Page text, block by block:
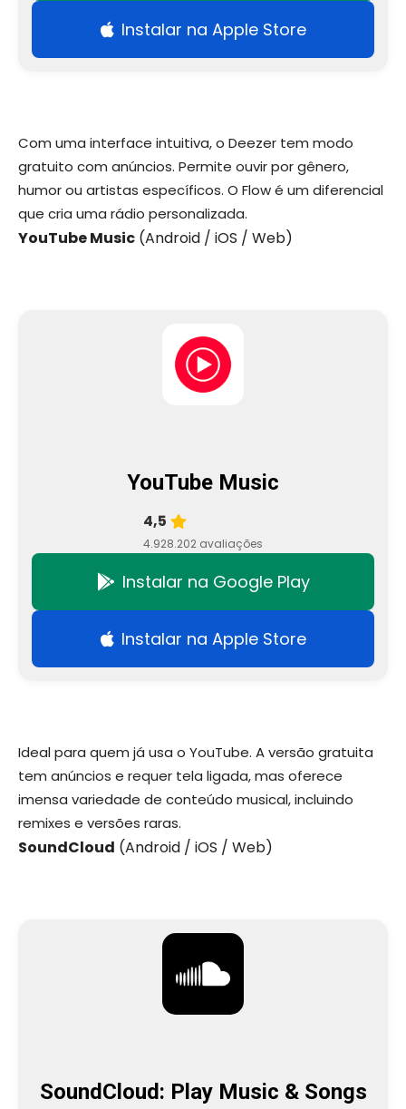
Instalar na Apple Store
Com uma interface intuitiva, o Deezer tem modo
gratuito com anúncios. Permite ouvir por gênero,
humor ou artistas específicos. O Flow é um diferencial
que cria uma rádio personalizada.
YouTube Music (Android / iOS / Web)
YouTube Music
4,5
4.928.202 avaliações
Instalar na Google Play
Instalar na Apple Store
Ideal para quem já usa o YouTube. A versão gratuita
tem anúncios e requer tela ligada, mas oferece
imensa variedade de conteúdo musical, incluindo
remixes e versões raras.
SoundCloud (Android / iOS / Web)
SoundCloud: Play Music & Songs